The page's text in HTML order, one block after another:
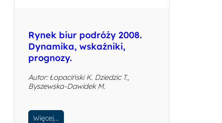
Rynek biur podróży 2008.
Dynamika, wskaźniki,
prognozy.
Autor: Łopaciński K. Dziedzic T.,
Byszewska-Dawidek M.
Więcej…